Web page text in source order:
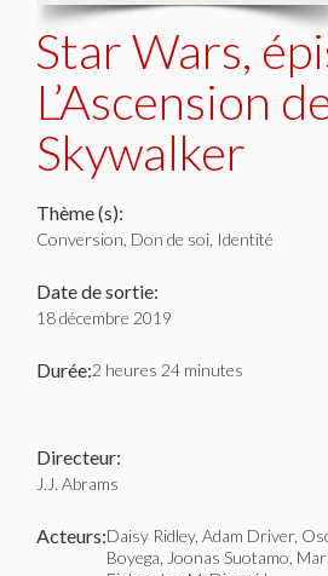
Star Wars,
L’Ascension
Skywalker
Thème (s):
Conversion, Don de soi, Identité
Date de sortie:
18 décembre 2019
Durée:2 heures 24 minutes
Directeur:
J.J. Abrams
Acteurs:Daisy Ridley, Adam Driver,
Boyega, Joonas Suotamo,